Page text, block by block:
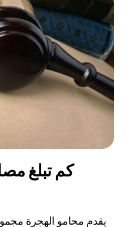
كم تبلغ
يقدم محامو الهجرة